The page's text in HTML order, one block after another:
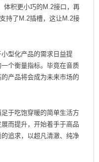
体积更小巧的M.2接口，再
持了M.2插槽，这让M.2接
型化产品的需求日益提
个衡量指标。毕竟在音质
产品将会成为未来市场的
于吃饱穿暖的简单生活方
而提升，开始着手于高品
追求，以超凡清澈、纯净